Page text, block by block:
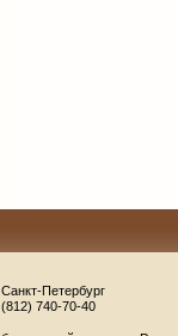
Санкт-Петербург
(812) 740-70-40